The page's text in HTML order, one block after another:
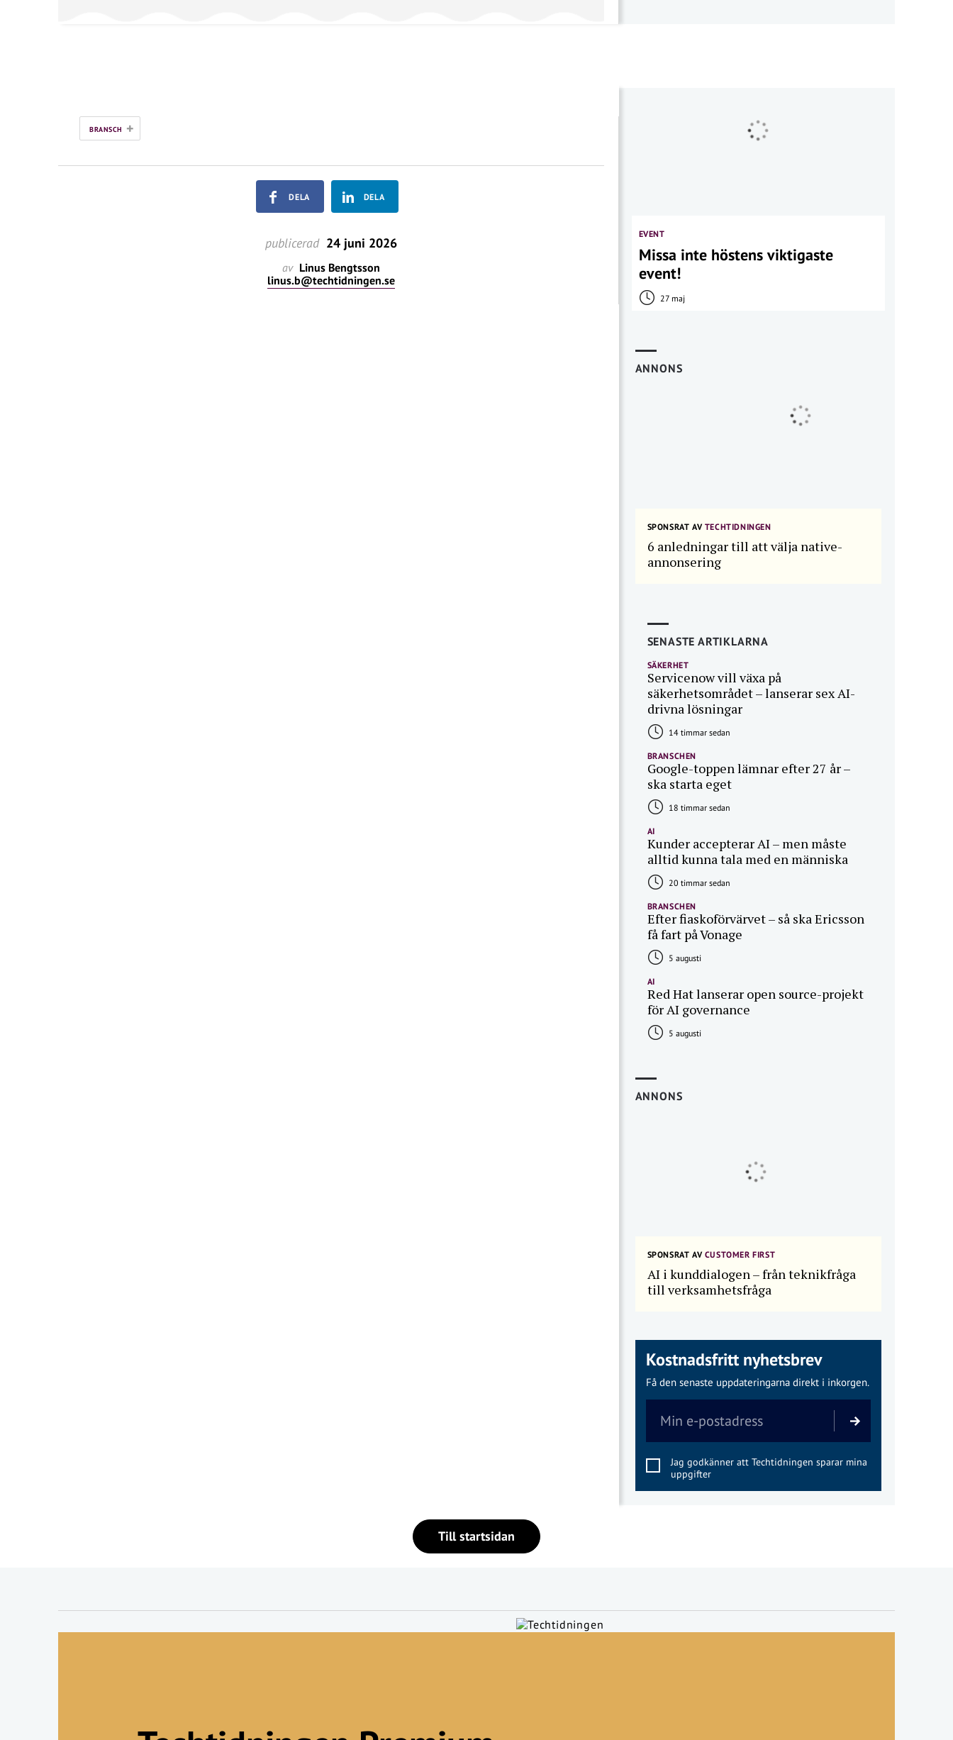
BRANSCH +
DELA DELA
publicerad 24 juni 2026
av Linus Bengtsson
linus.b@techtidningen.se
EVENT
Missa inte höstens viktigaste
event!
27 maj
ANNONS
SPONSRAT AVTECHTIDNINGEN
6 anledningar till att välja native-
annonsering
SENASTE ARTIKLARNA
SÄKERHET
Servicenow vill växa på
säkerhetsområdet – lanserar sex AI-
drivna lösningar
14 timmar sedan
BRANSCHEN
Google-toppen lämnar efter 27 år –
ska starta eget
18 timmar sedan
AI
Kunder accepterar AI – men måste
alltid kunna tala med en människa
20 timmar sedan
BRANSCHEN
Efter fiaskoförvärvet – så ska Ericsson
få fart på Vonage
5 augusti
AI
Red Hat lanserar open source-projekt
för AI governance
5 augusti
ANNONS
SPONSRAT AVCUSTOMER FIRST
AI i kunddialogen – från teknikfråga
till verksamhetsfråga
Kostnadsfritt nyhetsbrev
Få den senaste uppdateringarna direkt i inkorgen.
Jag godkänner att Techtidningen sparar mina
uppgifter
Till startsidan